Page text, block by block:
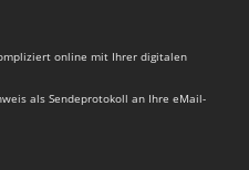
online mit Ihrer digitalen
als Sendeprotokoll an Ihre eMail-